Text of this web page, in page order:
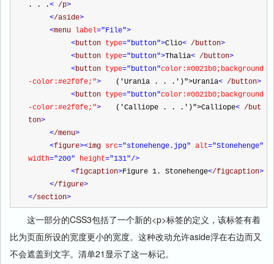
. . .< /p>
</aside>
<menu label="File">
<button type="button">Clio< /button>
<button type="button">Thalia< /button>
<button type="button"color:#0021b0;background
-color:#e2f0fe;"> ('Urania . . .')">Urania< /button>
<button type="button"color:#0021b0;background
-color:#e2f0fe;"> ('Calliope . . .')">Calliope< /but
ton>
</menu>
<figure><img src="stonehenge.jpg" alt="Stonehenge"
width="200" height="131"/>
<figcaption>Figure 1. Stonehenge</figcaption>
</figure>
</section>
这一部分的CSS3包括了一个新的<p>标签的定义，该标签有着
比为页面所设的宽度更小的宽度。这种改动允许aside浮在右边而又
不会遮盖到文字。清单21显示了这一标记。